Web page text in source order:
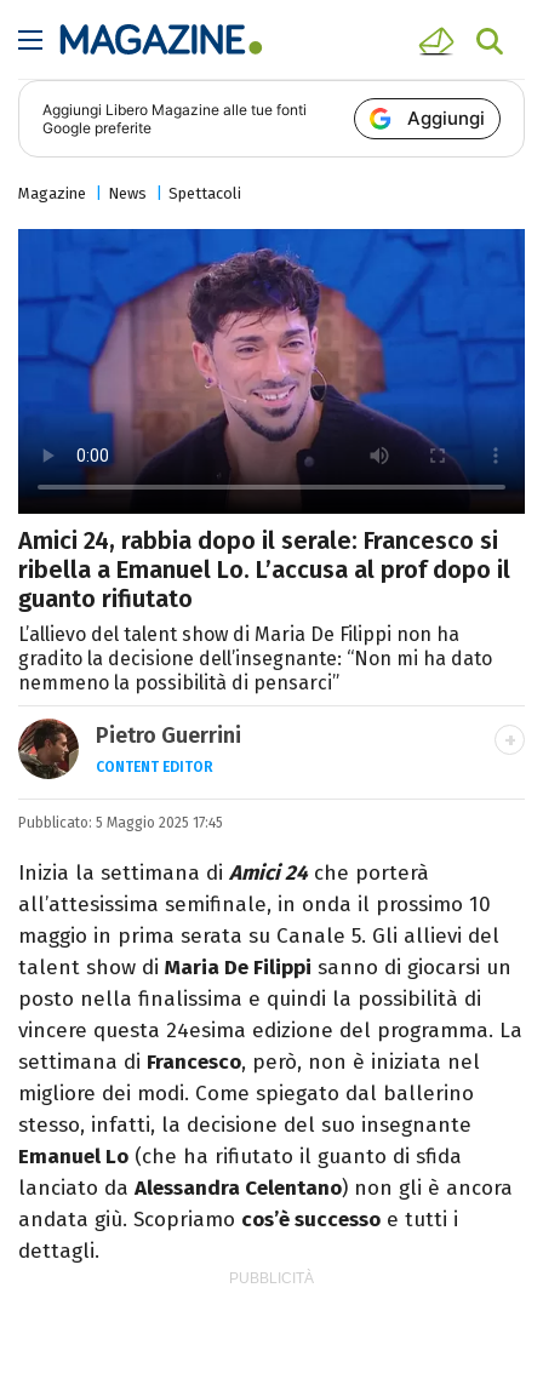
Aggiungi Libero Magazine alle tue fonti
Google preferite
Aggiungi
Magazine News Spettacoli
Amici 24, rabbia dopo il serale: Francesco si
ribella a Emanuel Lo. L’accusa al prof dopo il
guanto rifiutato
L’allievo del talent show di Maria De Filippi non ha
gradito la decisione dell’insegnante: “Non mi ha dato
nemmeno la possibilità di pensarci”
Pietro Guerrini
CONTENT EDITOR
Laurea in Lettere, smania di viaggi e
passione per i cartoni (della pizza e della
Pixar).
Pubblicato: 5 Maggio 2025 17:45
Inizia la settimana di Amici 24che porterà
all’attesissima semifinale, in onda il prossimo 10
maggio in prima serata su Canale 5. Gli allievi del
talent show di Maria De Filippi sanno di giocarsi un
posto nella finalissima e quindi la possibilità di
vincere questa 24esima edizione del programma. La
settimana di Francesco, però, non è iniziata nel
migliore dei modi. Come spiegato dal ballerino
stesso, infatti, la decisione del suo insegnante
Emanuel Lo (che ha rifiutato il guanto di sfida
lanciato da Alessandra Celentano) non gli è ancora
andata giù. Scopriamo cos’è successo e tutti i
dettagli.